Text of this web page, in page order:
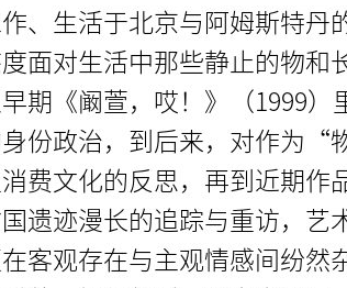
、生活于北京与阿姆斯特丹
面对生活中那些静止的物和
期《阚萱，哎！》（1999）
份政治，到后来，对作为“
费文化的反思，再到近期作
遗迹漫长的追踪与重访，艺
客观存在与主观情感间纷然